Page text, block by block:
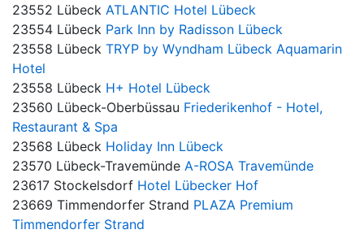
23552 Lübeck ATLANTIC Hotel Lübeck
23554 Lübeck Park Inn by Radisson Lübeck
23558 Lübeck TRYP by Wyndham Lübeck Aquamarin
Hotel
23558 Lübeck H+ Hotel Lübeck
23560 Lübeck-Oberbüssau Friederikenhof - Hotel,
Restaurant & Spa
23568 Lübeck Holiday Inn Lübeck
23570 Lübeck-Travemünde A-ROSA Travemünde
23617 Stockelsdorf Hotel Lübecker Hof
23669 Timmendorfer Strand PLAZA Premium
Timmendorfer Strand